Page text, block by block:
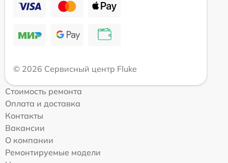
© 2026 Сервисный центр Fluke
Стоимость ремонта
Оплата и доставка
Контакты
Вакансии
О компании
Ремонтируемые модели